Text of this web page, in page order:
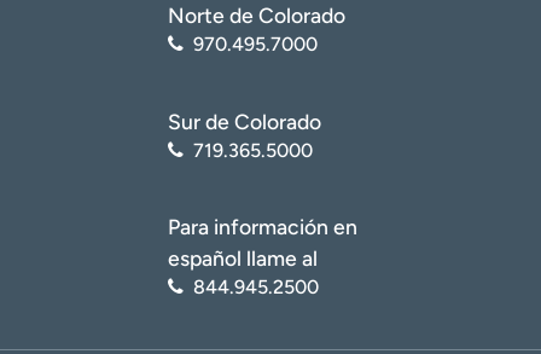
Norte de Colorado
970.495.7000
Sur de Colorado
719.365.5000
Para información en
español llame al
844.945.2500